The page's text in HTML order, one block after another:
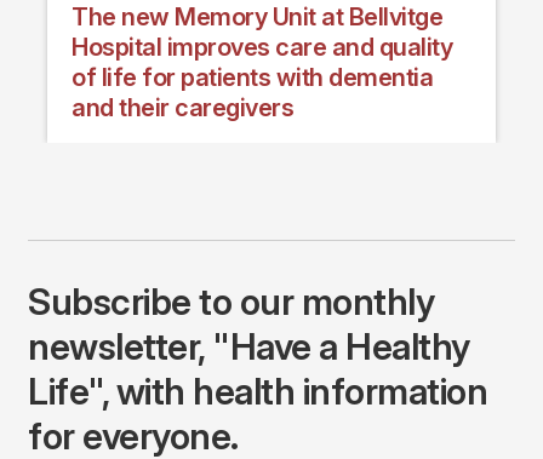
The new Memory Unit at Bellvitge
Hospital improves care and quality
of life for patients with dementia
and their caregivers
Subscribe to our monthly
newsletter, "Have a Healthy
Life", with health information
for everyone.